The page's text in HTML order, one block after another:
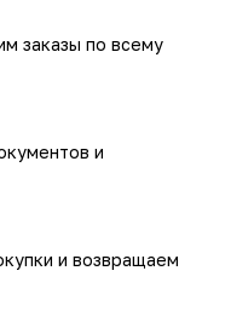
заказы по всему
и
и возвращаем